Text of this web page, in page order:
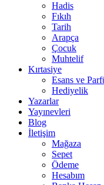
Hadis
Fıkıh
Tarih
Arapça
Çocuk
Muhtelif
Kırtasiye
Esans ve
Hediyelik
Yazarlar
Yayınevleri
Blog
İletişim
Mağaza
Sepet
Ödeme
Hesabım